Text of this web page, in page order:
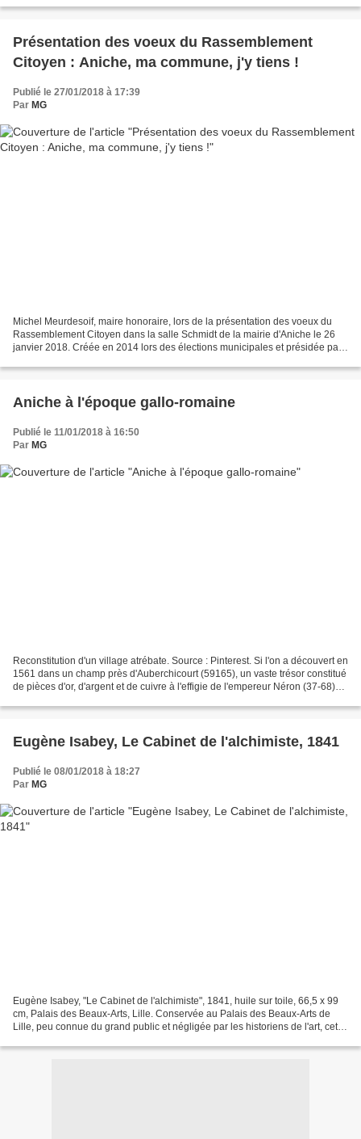
Présentation des voeux du Rassemblement
Citoyen : Aniche, ma commune, j'y tiens !
Publié le 27/01/2018 à 17:39
Par MG
Michel Meurdesoif, maire honoraire, lors de la présentation des voeux du
Rassemblement Citoyen dans la salle Schmidt de la mairie d'Aniche le 26
janvier 2018. Créée en 2014 lors des élections municipales et présidée par
Aniche à l'époque gallo-romaine
Publié le 11/01/2018 à 16:50
Par MG
Reconstitution d'un village atrébate. Source : Pinterest. Si l'on a découvert en
1561 dans un champ près d'Auberchicourt (59165), un vaste trésor constitué
de pièces d'or, d'argent et de cuivre à l'effigie de l'empereur Néron (37-68)
Eugène Isabey, Le Cabinet de l'alchimiste, 1841
Publié le 08/01/2018 à 18:27
Par MG
Eugène Isabey, "Le Cabinet de l'alchimiste", 1841, huile sur toile, 66,5 x 99
cm, Palais des Beaux-Arts, Lille. Conservée au Palais des Beaux-Arts de
Lille, peu connue du grand public et négligée par les historiens de l'art, cette